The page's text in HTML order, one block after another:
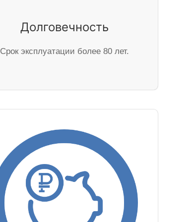
Долговечность
Cрок эксплуатации более 80 лет.